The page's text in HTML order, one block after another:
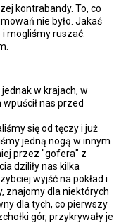
kontrabandy. To, co
nie było. Jakaś
mogliśmy ruszać.
w krajach, w
nas przed
się od tęczy i już
jedną nogą w innym
przez "gofera" z
dziliły nas kilka
wyjść na pokład i
znajomy dla niektórych
dla tych, co pierwszy
gór, przykrywały je